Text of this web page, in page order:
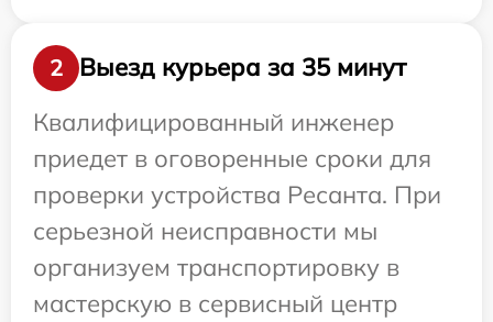
2
Выезд курьера за 35 минут
Квалифицированный инженер
приедет в оговоренные сроки для
проверки устройства Ресанта. При
серьезной неисправности мы
организуем транспортировку в
мастерскую в сервисный центр